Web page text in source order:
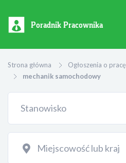
Poradnik Pracownika
Strona główna Ogłoszenia o pracę
mechanik samochodowy